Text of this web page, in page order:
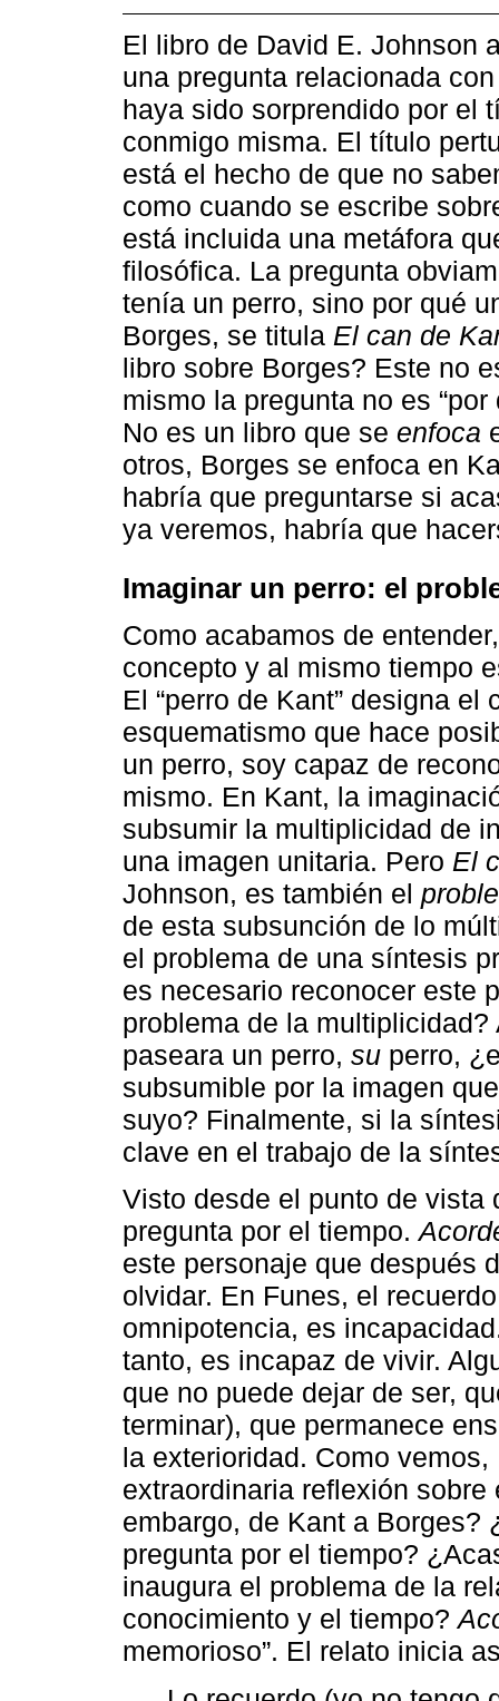
El libro de David E. Johnson
una pregunta relacionada
haya sido sorprendido por el
conmigo misma. El título
está el hecho de que no
como cuando se escribe
está incluida una metáfora
filosófica. La pregunta
tenía un perro, sino por qué
Borges, se titula El can de
libro sobre Borges? Este no
mismo la pregunta no es
No es un libro que se enfoca
otros, Borges se enfoca en
habría que preguntarse si
ya veremos, habría que
Imaginar un perro: el
Como acabamos de
concepto y al mismo tiempo
El “perro de Kant” designa
esquematismo que hace
un perro, soy capaz de
mismo. En Kant, la
subsumir la multiplicidad de
una imagen unitaria. Pero El
Johnson, es también el
de esta subsunción de lo
el problema de una síntesis
es necesario reconocer este
problema de la
paseara un perro, su perro,
subsumible por la imagen
suyo? Finalmente, si la
clave en el trabajo de la
Visto desde el punto de vista
pregunta por el tiempo.
este personaje que después
olvidar. En Funes, el
omnipotencia, es
tanto, es incapaz de vivir.
que no puede dejar de ser,
terminar), que permanece
la exterioridad. Como
extraordinaria reflexión
embargo, de Kant a Borges?
pregunta por el tiempo?
inaugura el problema de la
conocimiento y el tiempo?
memorioso”. El relato inicia